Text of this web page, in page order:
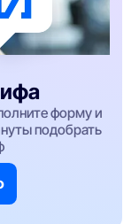
форму и
подобрать